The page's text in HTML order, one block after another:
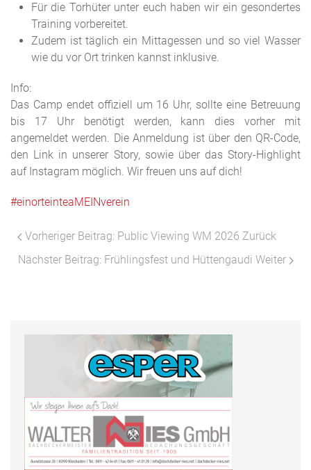
Für die Torhüter unter euch haben wir ein gesondertes
Training vorbereitet.
Zudem ist täglich ein Mittagessen und so viel Wasser
wie du vor Ort trinken kannst inklusive.
Info:
Das Camp endet offiziell um 16 Uhr, sollte eine Betreuung
bis 17 Uhr benötigt werden, kann dies vorher mit
angemeldet werden. Die Anmeldung ist über den QR-Code,
den Link in unserer Story, sowie über das Story-Highlight
auf Instagram möglich. Wir freuen uns auf dich!
#einorteinteaMEINverein
Vorheriger Beitrag: Public Viewing WM 2026 Zurück
Nächster Beitrag: Frühlingsfest und Hüttengaudi Weiter